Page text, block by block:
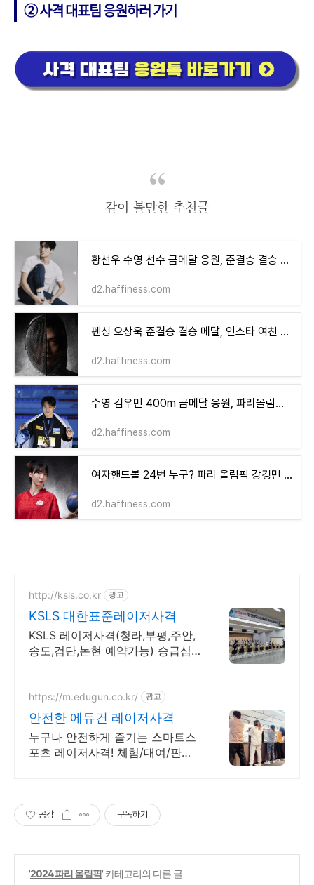
➁ 사격 대표팀 응원하러 가기
같이 볼만한 추천글
황선우 수영 선수 금메달 응원, 준결승 결승 파리올림픽 (200m, 100m)
d2.haffiness.com
펜싱 오상욱 준결승 결승 메달, 인스타 여친 랭킹 나이 일정 (2024 파리 올림픽)
d2.haffiness.com
수영 김우민 400m 금메달 응원, 파리올림픽 일정 결승 (200m, 800m)
d2.haffiness.com
여자핸드볼 24번 누구? 파리 올림픽 강경민 선수
d2.haffiness.com
http://ksls.co.kr 광고
KSLS 대한표준레이저사격
KSLS 레이저사격(청라,부평,주안,
송도,검단,논현 예약가능) 승급심
https://m.edugun.co.kr/ 광고
안전한 에듀건 레이저사격
누구나 안전하게 즐기는 스마트스
포츠 레이저사격! 체험/대여/판매/
공감 구독하기
'2024 파리 올림픽' 카테고리의 다른 글